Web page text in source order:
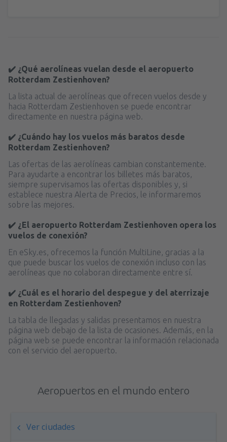
✔️ ¿Qué aerolíneas vuelan desde el aeropuerto
Rotterdam Zestienhoven?
La lista actual de aerolíneas que ofrecen vuelos desde y
hacia Rotterdam Zestienhoven se puede encontrar
directamente en nuestra página web.
✔️ ¿Cuándo hay los vuelos más baratos desde
Rotterdam Zestienhoven?
Las ofertas de las aerolíneas cambian constantemente.
Para ayudarte a encontrar los billetes más baratos,
siempre supervisamos las ofertas disponibles y, si
establece nuestra Alerta de Precios, le informaremos
sobre las mejores.
✔️ ¿El aeropuerto Rotterdam Zestienhoven opera los
vuelos de conexión?
En eSky.es, ofrecemos la función MultiLine, gracias a la
que puede buscar los vuelos de conexión incluso con las
aerolíneas que no colaboran directamente entre sí.
✔️ ¿Cuál es el horario del despegue y del aterrizaje
en Rotterdam Zestienhoven?
La tabla de llegadas y salidas presentamos en nuestra
página web debajo de la lista de ocasiones. Además, en la
página web se puede encontrar la información relacionada
con el servicio del aeropuerto.
Aeropuertos en el mundo entero
Ver ciudades